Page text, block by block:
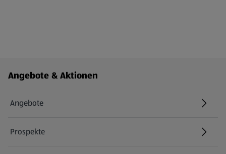
Fußzeilenmenü - weitere Links
Angebote & Aktionen
Angebote
Prospekte